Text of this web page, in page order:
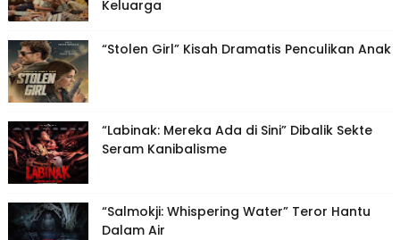
Keluarga
“Stolen Girl” Kisah Dramatis Penculikan Anak
“Labinak: Mereka Ada di Sini” Dibalik Sekte
Seram Kanibalisme
“Salmokji: Whispering Water” Teror Hantu
Dalam Air